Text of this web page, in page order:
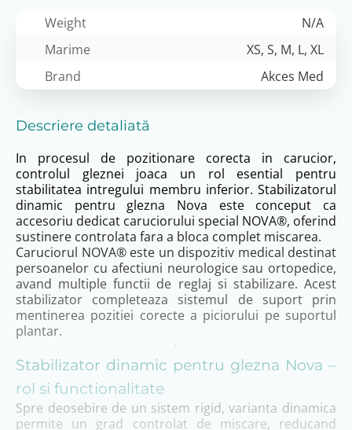
Descriere detaliată
Weight
N/A
Marime
XS, S, M, L, XL
Brand
Akces Med
In procesul de pozitionare corecta in carucior,
controlul gleznei joaca un rol esential pentru
stabilitatea intregului membru inferior. Stabilizatorul
dinamic pentru glezna Nova este conceput ca
accesoriu dedicat caruciorului special NOVA®, oferind
sustinere controlata fara a bloca complet miscarea.
Caruciorul NOVA® este un dispozitiv medical destinat
persoanelor cu afectiuni neurologice sau ortopedice,
avand multiple functii de reglaj si stabilizare. Acest
stabilizator completeaza sistemul de suport prin
mentinerea pozitiei corecte a piciorului pe suportul
plantar.
Stabilizator dinamic pentru glezna Nova –
rol si functionalitate
Spre deosebire de un sistem rigid, varianta dinamica
permite un grad controlat de miscare, reducand